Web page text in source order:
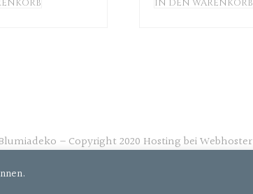
– Copyright 2020 Hosting beiWebhoster